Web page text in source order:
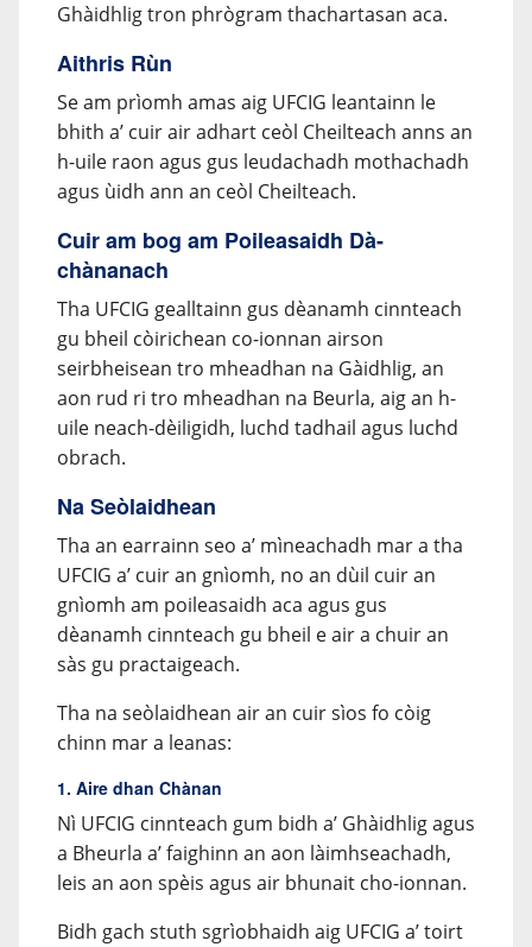
Ghàidhlig tron phrògram thachartasan aca.
Aithris Rùn
Se am prìomh amas aig UFCIG leantainn le
bhith a’ cuir air adhart ceòl Cheilteach anns an
h-uile raon agus gus leudachadh mothachadh
agus ùidh ann an ceòl Cheilteach.
Cuir am bog am Poileasaidh Dà-
chànanach
Tha UFCIG gealltainn gus dèanamh cinnteach
gu bheil còirichean co-ionnan airson
seirbheisean tro mheadhan na Gàidhlig, an
aon rud ri tro mheadhan na Beurla, aig an h-
uile neach-dèiligidh, luchd tadhail agus luchd
obrach.
Na Seòlaidhean
Tha an earrainn seo a’ mìneachadh mar a tha
UFCIG a’ cuir an gnìomh, no an dùil cuir an
gnìomh am poileasaidh aca agus gus
dèanamh cinnteach gu bheil e air a chuir an
sàs gu practaigeach.
Tha na seòlaidhean air an cuir sìos fo còig
chinn mar a leanas:
1. Aire dhan Chànan
Nì UFCIG cinnteach gum bidh a’ Ghàidhlig agus
a Bheurla a’ faighinn an aon làimhseachadh,
leis an aon spèis agus air bhunait cho-ionnan.
Bidh gach stuth sgrìobhaidh aig UFCIG a’ toirt